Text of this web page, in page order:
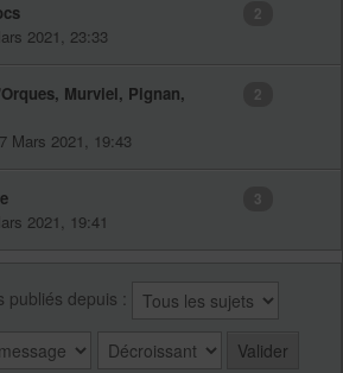
2021, 23:33
2
Murviel, Pignan,
Mars 2021, 19:43
2
2021, 19:41
3
publiés depuis :